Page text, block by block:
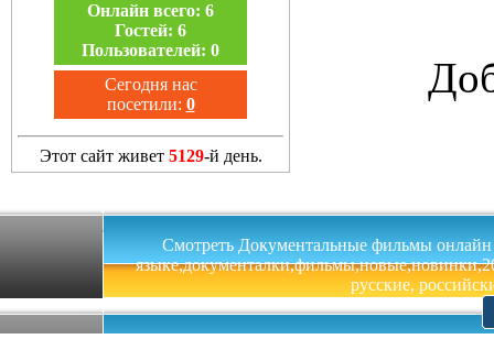
Онлайн всего: 6
Гостей: 6
Пользователей: 0
Сегодня нас
посетили: 0
Этот сайт живет 5129-й день.
Смотреть Документальные фильмы онлайн
русские,